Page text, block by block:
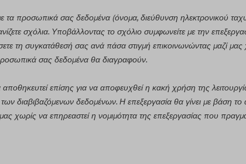
τα προσωπικά σας δεδομένα (όνομα, διεύθυνση ηλεκτρονικού
σχόλια. Υποβάλλοντας το σχόλιο συμφωνείτε με την
τη συγκατάθεσή σας ανά πάσα στιγμή επικοινωνώντας μαζί
σας δεδομένα θα διαγραφούν.
επίσης για να αποφευχθεί η κακή χρήση της
διαβιβαζόμενων δεδομένων. Η επεξεργασία θα γίνει με βάση
χωρίς να επηρεαστεί η νομιμότητα της επεξεργασίας που